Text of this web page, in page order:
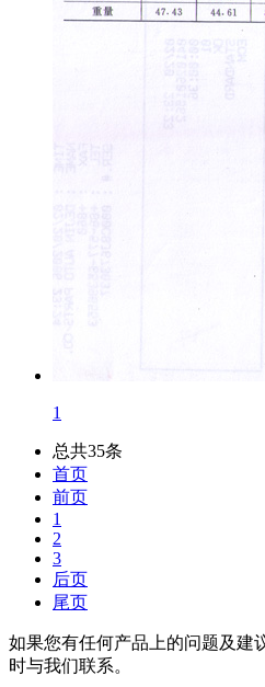
1
总共35条
首页
前页
1
2
3
后页
尾页
如果您有任何产品上的问题及建
时与我们联系。